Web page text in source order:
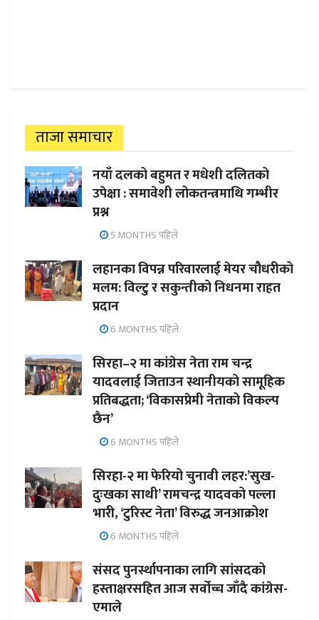
ताजा समाचार
नयाँ दलको बहुमत र मधेशी दलितको
उपेक्षा : समावेशी लोकतन्त्रमाथि गम्भीर
प्रश्न
5 MONTHS पहिले
लहानका विपन्न परिवारलाई मेयर चौधरीको
मलम: विल्टु र सकुन्तीको निधनमा राहत
प्रदान
6 MONTHS पहिले
सिरहा–२ मा कांग्रेस नेता राम चन्द्र
यादवलाई जिताउन स्थानीयको सामूहिक
प्रतिबद्धता; ‘विकासप्रेमी नेताको विकल्प
छैन’
6 MONTHS पहिले
सिरहा-२ मा फेरियो चुनावी लहर:’सुख-
दुःखका साथी’ रामचन्द्र यादवको पल्ला
भारी, ‘टुरिस्ट नेता’ विरुद्ध जनआक्रोश
6 MONTHS पहिले
संसद पुनर्स्थापनाका लागि सांसदको
हस्ताक्षरसहित आज सर्वोच्च जाँदै कांग्रेस-
एमाले